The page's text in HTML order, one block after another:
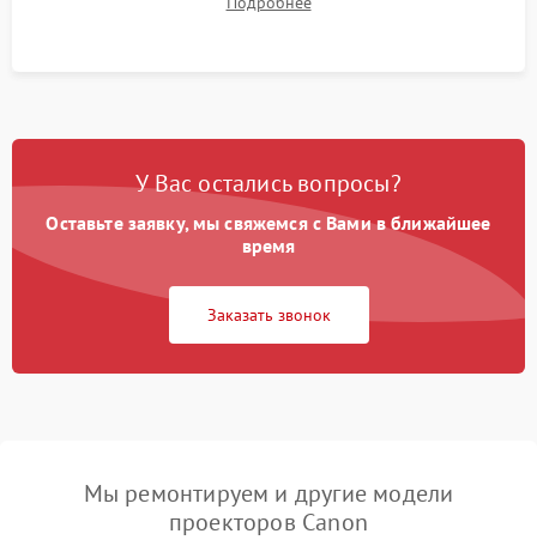
таблицах. Проверка работы всех видеовходов и кнопок
У Вас остались вопросы?
Оставьте заявку, мы свяжемся с Вами в ближайшее
время
Заказать звонок
Мы ремонтируем и другие модели
проекторов Canon